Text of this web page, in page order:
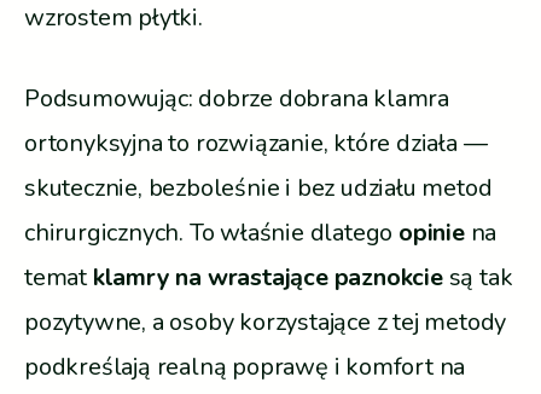
wzrostem płytki.
Podsumowując: dobrze dobrana klamra
ortonyksyjna to rozwiązanie, które działa —
skutecznie, bezboleśnie i bez udziału metod
chirurgicznych. To właśnie dlatego opiniena
tematklamry na wrastające paznokciesą tak
pozytywne, a osoby korzystające z tej metody
podkreślają realną poprawę i komfort na